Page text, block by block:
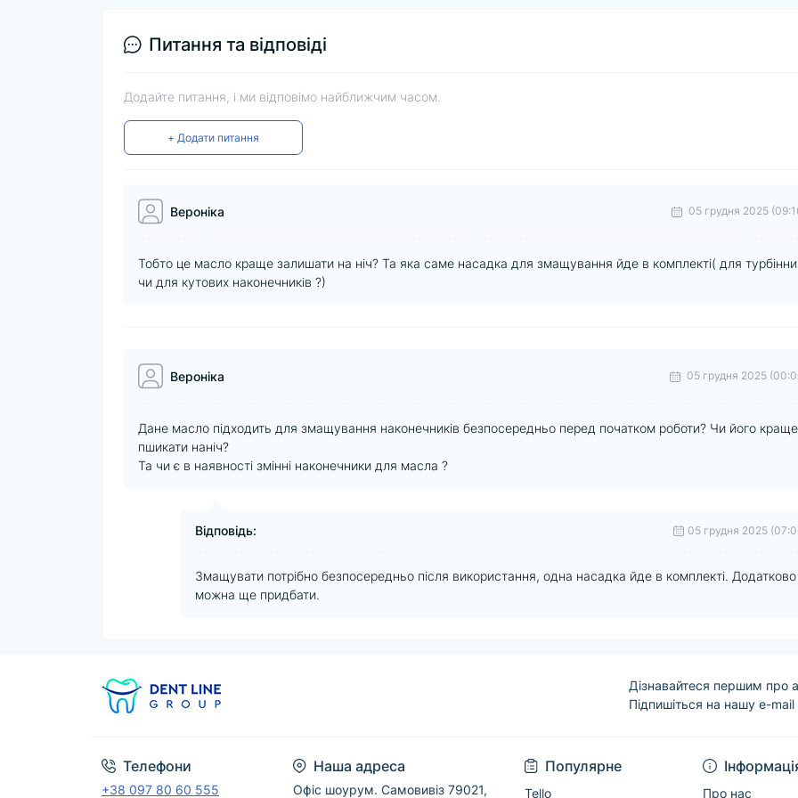
Питання та відповіді
Додайте питання, і ми відповімо найближчим часом.
+ Додати питання
Вероніка 05 грудня 2025
Тобто це масло краще залишати на ніч? Та яка саме насадка для змащування йде в комплекті( для
чи для кутових наконечників ?)
Вероніка 05 грудня 2025
Дане масло підходить для змащування наконечників безпосередньо перед початком роботи? Чи його краще
пшикати наніч?
Та чи є в наявності змінні наконечники для масла ?
Відповідь: 05 грудня 2025
Змащувати потрібно безпосередньо після використання, одна насадка йде в комплекті. Додатково
можна ще придбати.
Дізнавайтеся першим про
Підпишіться на нашу e-
Телефони
+38 097 80 60 555
Наша адреса
Офіс шоурум. Самовивіз 79021,
Популярне
Tello Про нас